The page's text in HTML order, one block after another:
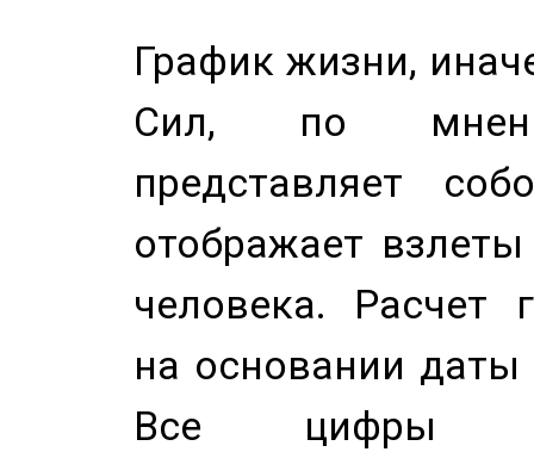
График жизни,
Сил, по
представляет
отображает
человека. Расчет
на основании
Все цифры